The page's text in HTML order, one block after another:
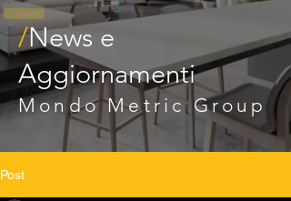
/News e
Aggiornamenti
Mondo Metric Group
Post